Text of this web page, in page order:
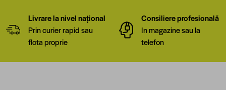
Livrare la nivel național
Prin curier rapid sau
flota proprie
Consiliere profesională
In magazine sau la
telefon